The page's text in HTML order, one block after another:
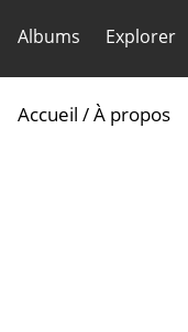
Albums Explorer
Accueil / À propos